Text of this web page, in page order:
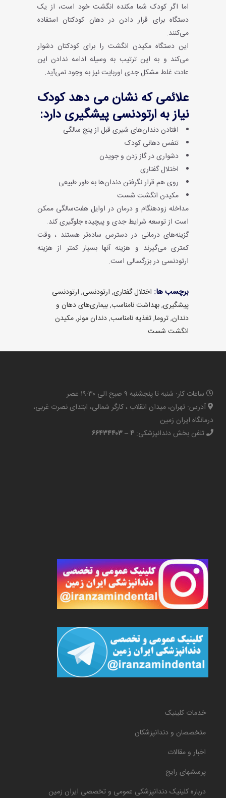
اما اگر کودک شما مکنده انگشت خود است، از یک
دستگاه برای قرار دادن در دهان کودکتان استفاده
می‌کنند.
این دستگاه مکیدن انگشت را برای کودکتان دشوار
می‌کند و به این ترتیب به وسیله ادامه ندادن این
عادت غلط مشکل جدی اوربایت نیز به وجود نمی‌آید.
علائمی که نشان می دهد کودک
نیاز به ارتودنسی پیشگیری دارد:
افتادن دندان‌های شیری قبل از پنج سالگی
تنفس دهانی کودک
دشواری در گاز زدن و جویدن
اختلال گفتاری
روی هم قرار نگرفتن دندان‌ها به طور طبیعی
مکیدن انگشت شست
مداخله زودهنگام و درمان در اوایل هفت‌سالگی ممکن
است از توسعه شرایط جدی و پیچیده جلوگیری کند.
گزینه‌‌های درمانی در دسترس ساده‌تر هستند ، وقت
کمتری می‌گیرند و هزینه آنها بسیار کمتر از هزینه
ارتودنسی در بزرگسالی است.
برچسب ها: اختلال گفتاری, ارتودنسی, ارتودنسی
پیشگیری,بهداشت نامناسب,بیماری‌های دهان و
دندان,تروما,تغذیه نامناسب,دندان مولر,مکیدن
انگشت شست
ساعات کار: شنبه تا پنجشنبه ۹ صبح الی ۱۹:۳۰ عصر
آدرس: تهران، میدان انقلاب ، کارگر شمالی، ابتدای نصرت غربی،
درمانگاه ایران زمین
تلفن بخش دندانپزشکی: ۴ – ۶۶۴۳۴۴۰۳
خدمات کلینیک
متخصصان و دندانپزشکان
اخبار و مقالات
پرسشهای رایج
درباره کلینیک دندانپزشکی عمومی و تخصصی ایران زمین